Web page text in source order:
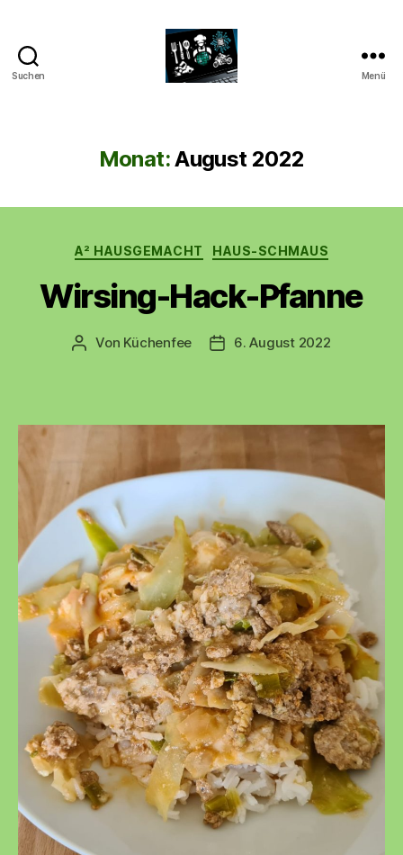
Suchen Menü
Monat:August 2022
Kategorien
A² HAUSGEMACHT HAUS-SCHMAUS
Wirsing-Hack-Pfanne
Beitragsautor
Von Küchenfee Beitragsdatum
6. August 2022